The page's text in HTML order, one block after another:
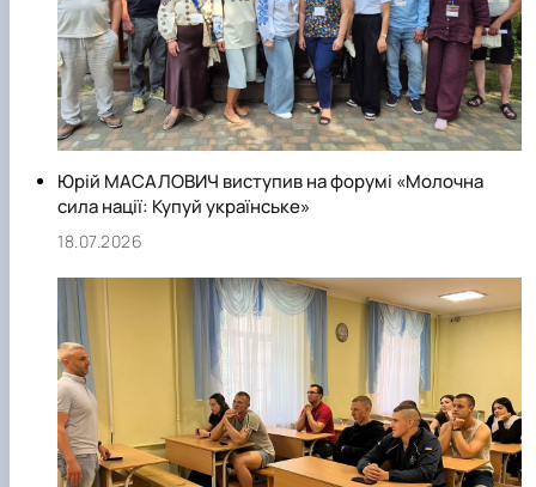
Юрій МАСАЛОВИЧ виступив на форумі «Молочна
сила нації: Купуй українське»
18.07.2026